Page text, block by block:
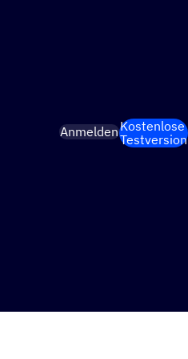
AnmeldenKostenlose
Testversion